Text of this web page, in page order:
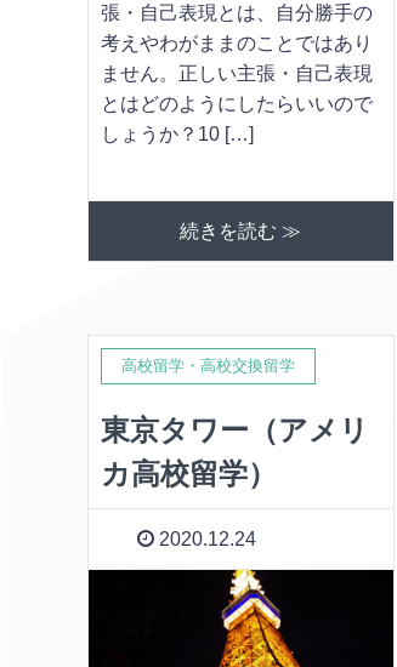
張・自己表現とは、自分勝手の
考えやわがままのことではあり
ません。正しい主張・自己表現
とはどのようにしたらいいので
しょうか？10 […]
続きを読む ≫
高校留学・高校交換留学
東京タワー（アメリ
カ高校留学）
2020.12.24